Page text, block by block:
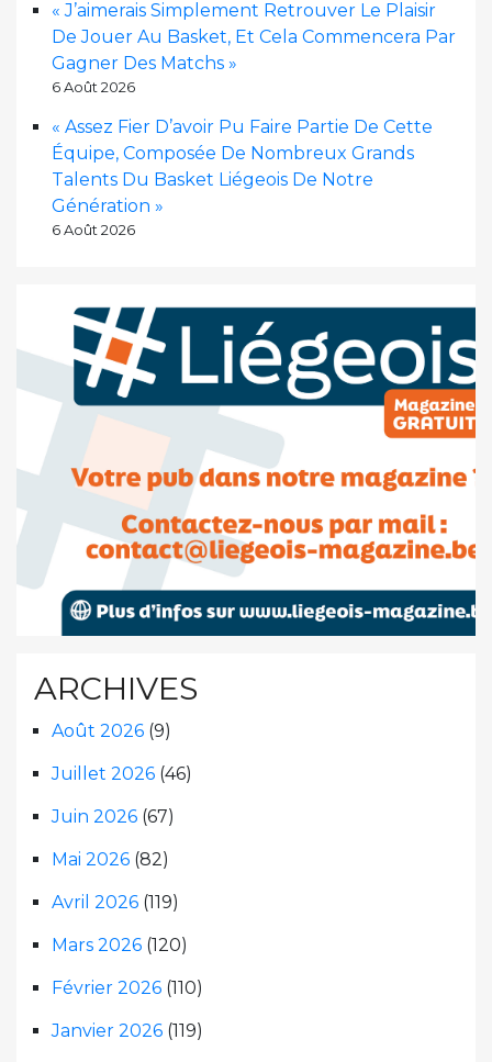
« J’aimerais Simplement Retrouver Le Plaisir
De Jouer Au Basket, Et Cela Commencera Par
Gagner Des Matchs »
6 Août 2026
« Assez Fier D’avoir Pu Faire Partie De Cette
Équipe, Composée De Nombreux Grands
Talents Du Basket Liégeois De Notre
Génération »
6 Août 2026
ARCHIVES
Août 2026 (9)
Juillet 2026 (46)
Juin 2026 (67)
Mai 2026 (82)
Avril 2026 (119)
Mars 2026 (120)
Février 2026 (110)
Janvier 2026 (119)